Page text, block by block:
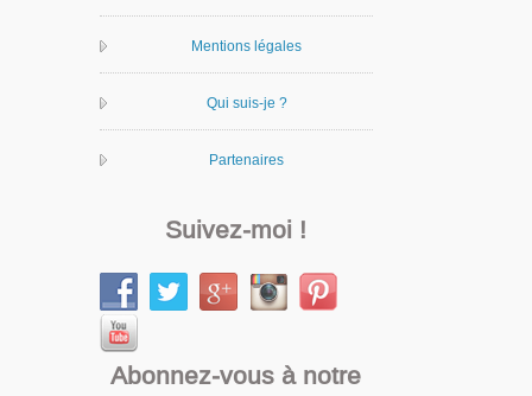
Mentions légales
Qui suis-je ?
Partenaires
Suivez-moi !
Abonnez-vous à notre